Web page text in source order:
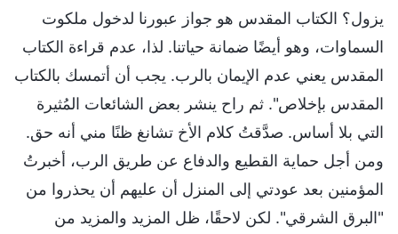
يزول؟ الكتاب المقدس هو جواز عبورنا لدخول ملكوت
السماوات، وهو أيضًا ضمانة حياتنا. لذا، عدم قراءة الكتاب
المقدس يعني عدم الإيمان بالرب. يجب أن أتمسك بالكتاب
المقدس بإخلاص". ثم راح ينشر بعض الشائعات المُثيرة
التي بلا أساس. صدَّقتُ كلام الأخ تشانغ ظنًا مني أنه حق.
ومن أجل حماية القطيع والدفاع عن طريق الرب، أخبرتُ
المؤمنين بعد عودتي إلى المنزل أن عليهم أن يحذروا من
"البرق الشرقي". لكن لاحقًا، ظل المزيد والمزيد من